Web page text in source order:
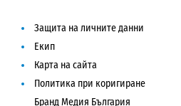
Защита на личните данни
Екип
Карта на сайта
Политика при коригиране
Бранд Медия България